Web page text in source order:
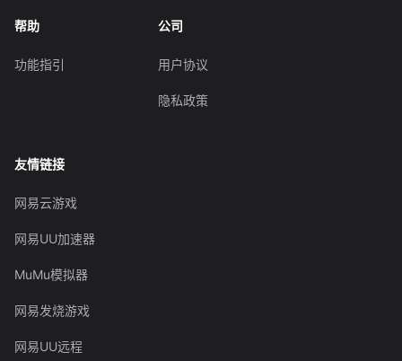
帮助
功能指引
公司
用户协议
隐私政策
友情链接
网易云游戏
网易UU加速器
MuMu模拟器
网易发烧游戏
网易UU远程